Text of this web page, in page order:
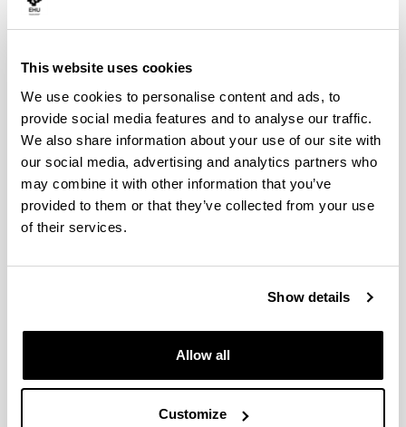
This website uses cookies
We use cookies to personalise content and ads, to
provide social media features and to analyse our traffic.
We also share information about your use of our site with
our social media, advertising and analytics partners who
may combine it with other information that you’ve
provided to them or that they’ve collected from your use
of their services.
Show details
Allow all
Customize
Occidental Europe and Victim Age Influenza Other
Erkoreka, A. Origins of the Spanish Influenza
pandemic (1918-1920) and its relation to the First
World War.
J Mol Genet Med, 2009;
190 - 194
Erkoreka, A. Spanish Influenza in the Heart of
Europe. Gesnerus, 2008; 65, 30 - 41
Gondra, J., Erkoreka, A. Cuerpo Médico y Gripe
Española en Bilbao Bidebarrieta, 2010; 21, 139 -
152
et Recherches, 2009; 83 - 90
Análisis medicina popular Vasca
MHM, 2014
Mal de Ojo - Begizkoa